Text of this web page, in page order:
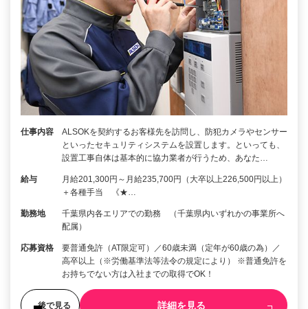
仕事内容
ALSOKを契約するお客様先を訪問し、防犯カメラやセンサー
といったセキュリティシステムを設置します。といっても、
設置工事自体は基本的に協力業者が行うため、あなた…
給与
月給201,300円～月給235,700円（大卒以上226,500円以上）
＋各種手当 《★…
勤務地
千葉県内各エリアでの勤務 （千葉県内いずれかの事業所へ
配属）
応募資格
要普通免許（AT限定可）／60歳未満（定年が60歳の為）／
高卒以上（※労働基準法等法令の規定により） ※普通免許を
お持ちでない方は入社までの取得でOK！
後で見る 詳細を見る